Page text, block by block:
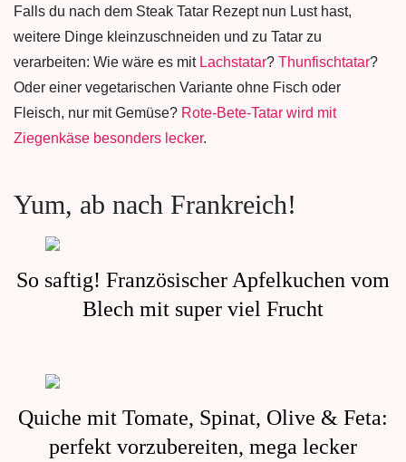
Falls du nach dem Steak Tatar Rezept nun Lust hast,
weitere Dinge kleinzuschneiden und zu Tatar zu
verarbeiten: Wie wäre es mit Lachstatar? Thunfischtatar?
Oder einer vegetarischen Variante ohne Fisch oder
Fleisch, nur mit Gemüse? Rote-Bete-Tatar wird mit
Ziegenkäse besonders lecker.
Yum, ab nach Frankreich!
So saftig! Französischer Apfelkuchen vom
Blech mit super viel Frucht
Quiche mit Tomate, Spinat, Olive & Feta:
perfekt vorzubereiten, mega lecker